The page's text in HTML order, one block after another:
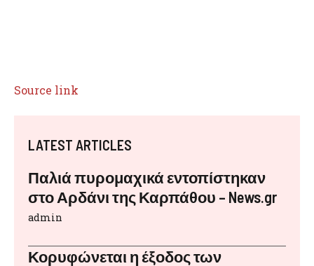
Source link
LATEST ARTICLES
Παλιά πυρομαχικά εντοπίστηκαν
στο Αρδάνι της Καρπάθου – News.gr
admin
Κορυφώνεται η έξοδος των